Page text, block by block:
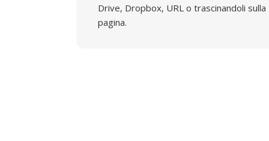
Drive, Dropbox, URL o trascinandoli sulla
pagina.